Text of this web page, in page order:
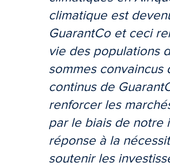
climatique est
GuarantCo et ceci
vie des populations
sommes convaincus
continus de
renforcer les
par le biais de notre
réponse à la
soutenir les